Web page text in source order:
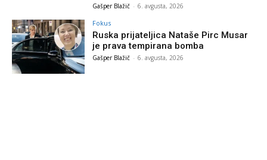
Gašper Blažič - 6. avgusta, 2026
Fokus
Ruska prijateljica Nataše Pirc Musar
je prava tempirana bomba
Gašper Blažič - 6. avgusta, 2026